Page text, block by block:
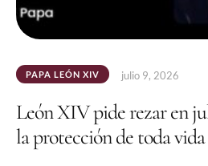
PAPA LEÓN XIV julio 9, 2026
León XIV pide rezar en
la protección de toda